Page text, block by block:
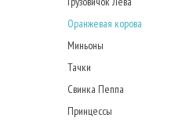
Оранжевая корова
Миньоны
Тачки
Свинка Пеппа
Принцессы